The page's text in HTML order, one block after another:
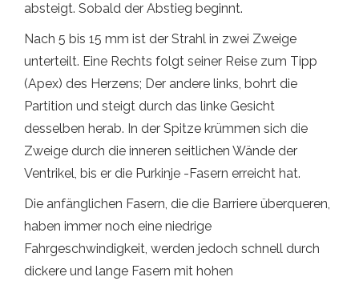
absteigt. Sobald der Abstieg beginnt.
Nach 5 bis 15 mm ist der Strahl in zwei Zweige
unterteilt. Eine Rechts folgt seiner Reise zum Tipp
(Apex) des Herzens; Der andere links, bohrt die
Partition und steigt durch das linke Gesicht
desselben herab. In der Spitze krümmen sich die
Zweige durch die inneren seitlichen Wände der
Ventrikel, bis er die Purkinje -Fasern erreicht hat.
Die anfänglichen Fasern, die die Barriere überqueren,
haben immer noch eine niedrige
Fahrgeschwindigkeit, werden jedoch schnell durch
dickere und lange Fasern mit hohen